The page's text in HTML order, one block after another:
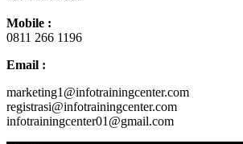
Mobile :
0811 266 1196
Email :
marketing1@infotrainingcenter.com
registrasi@infotrainingcenter.com
infotrainingcenter01@gmail.com